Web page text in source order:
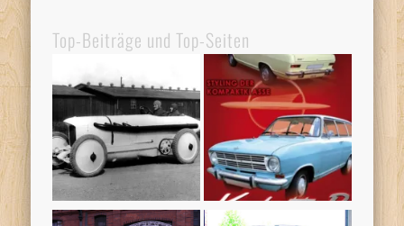
Top-Beiträge und Top-Seiten